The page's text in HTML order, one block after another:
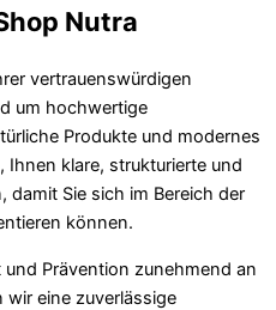
Nutra
vertrauenswürdigen
um hochwertige
Produkte und modernes
Ihnen klare, strukturierte und
damit Sie sich im Bereich der
können.
Prävention zunehmend an
eine zuverlässige